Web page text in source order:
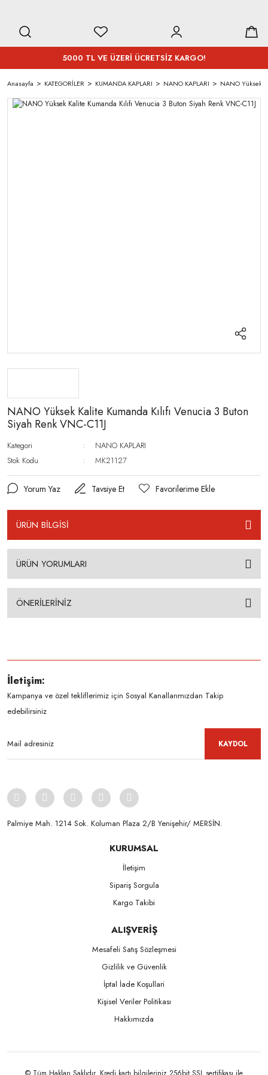
5000 TL VE ÜZERİ ÜCRETSİZ KARGO!
Anasayfa KATEGORİLER KUMANDA KAPLARI NANO KAPLARI NANO Yüksek
NANO Yüksek Kalite Kumanda Kılıfı Venucia 3 Buton
Siyah Renk VNC-C11J
Kategori
NANO KAPLARI
Stok Kodu
MK21127
Yorum Yaz Tavsiye Et
ÜRÜN BİLGİSİ
ÜRÜN YORUMLARI
ÖNERİLERİNİZ
İletişim:
Kampanya ve özel tekliflerimiz için Sosyal Kanallarımızdan Takip
edebilirsiniz
KAYDOL
Palmiye Mah. 1214 Sok. Koluman Plaza 2/B Yenişehir/ MERSİN.ㅤㅤㅤㅤㅤㅤㅤㅤㅤㅤㅤㅤㅤㅤㅤㅤㅤㅤㅤㅤㅤㅤㅤㅤㅤㅤㅤㅤㅤㅤㅤㅤㅤㅤㅤ ㅤㅤㅤㅤㅤㅤㅤㅤㅤㅤ
KURUMSAL
İletişim
Sipariş Sorgula
Kargo Takibi
ALIŞVERİŞ
Mesafeli Satış Sözleşmesi
Gizlilik ve Güvenlik
İptal İade Koşullari
Kişisel Veriler Politikası
Hakkımızda